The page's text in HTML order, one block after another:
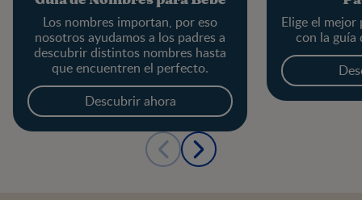
Los nombres importan, por eso
nosotros ayudamos a los padres a
descubrir distintos nombres hasta
que encuentren el perfecto.
Descubrir ahora
Elige el
con la guía